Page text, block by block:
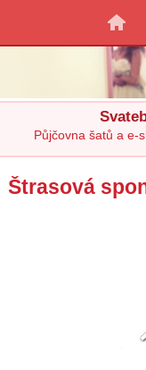
Půjčovna šatů a e-
Štrasová